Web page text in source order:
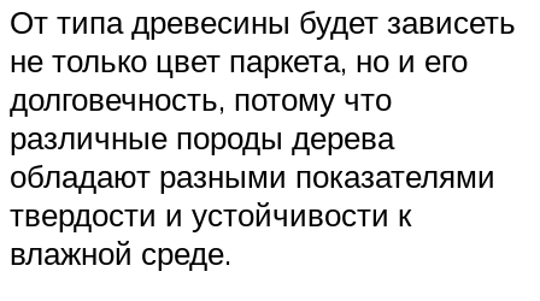
От типа древесины будет зависеть
не только цвет паркета, но и его
долговечность, потому что
различные породы дерева
обладают разными показателями
твердости и устойчивости к
влажной среде.